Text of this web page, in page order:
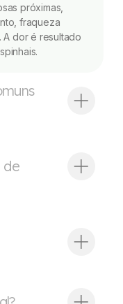
próximas,
fraqueza
A dor é resultado
de